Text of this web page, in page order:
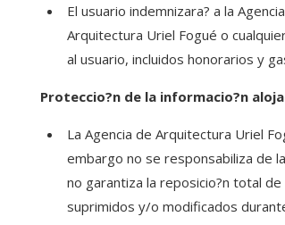
El usuario indemnizara? a la
Arquitectura Uriel Fogué o
al usuario, incluidos honorarios y
Proteccio?n de la informacio?n
La Agencia de Arquitectura Uriel
embargo no se responsabiliza de
no garantiza la reposicio?n total
suprimidos y/o modificados